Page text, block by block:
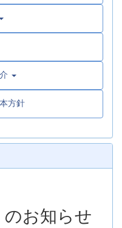
方針
お知らせ